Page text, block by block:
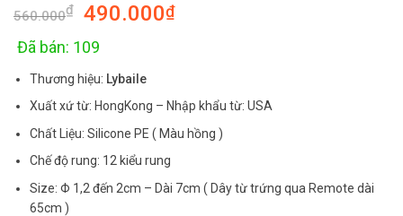
out of 5
based on
rating
560.000₫ 490.000₫
Đã bán: 109
Thương hiệu: Lybaile
Xuất xứ từ: HongKong – Nhập khẩu từ: USA
Chất Liệu: Silicone PE ( Màu hồng )
Chế độ rung: 12 kiểu rung
Size: Φ 1,2 đến 2cm – Dài 7cm ( Dây từ trứng qua Remote dài
65cm )